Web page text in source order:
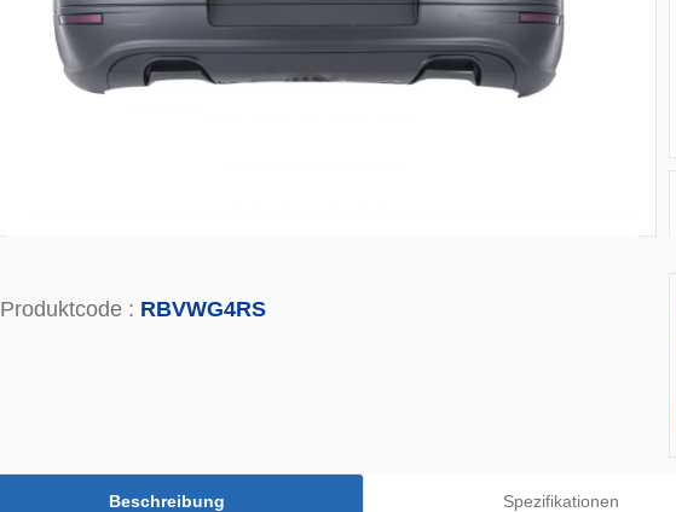
Produktcode : RBVWG4RS
Beschreibung Spezifikationen